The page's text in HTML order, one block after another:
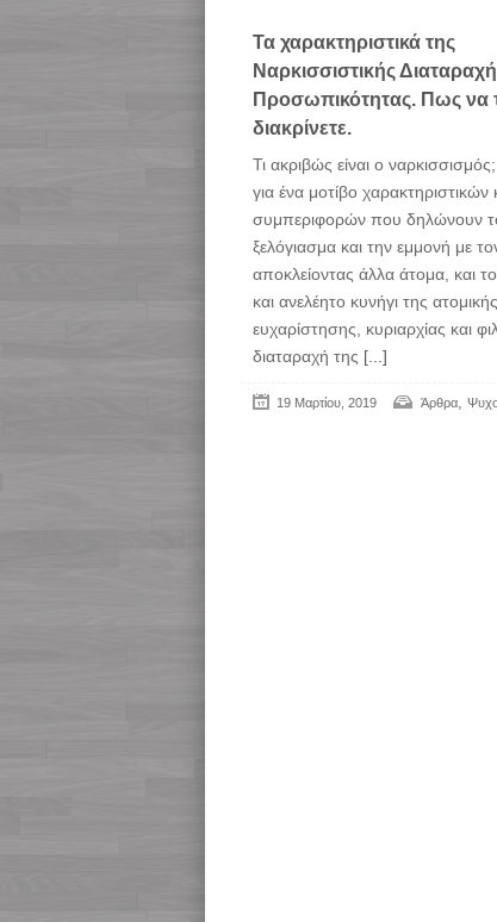
Τα χαρακτηριστικά της
Ναρκισσιστικής
Προσωπικότητας. Πως να
διακρίνετε.
Τι ακριβώς είναι ο
για ένα μοτίβο χαρακτηριστικών
συμπεριφορών που δηλώνουν
ξελόγιασμα και την εμμονή με
αποκλείοντας άλλα άτομα, και
και ανελέητο κυνήγι της ατομικής
ευχαρίστησης, κυριαρχίας και
διαταραχή της [...]
19 Μαρτίου, 2019 Άρθρα